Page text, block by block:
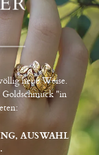
neue Weise.
Goldschmuck "in
AUSWAHL